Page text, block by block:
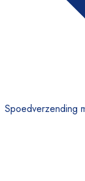
Spoedverzending